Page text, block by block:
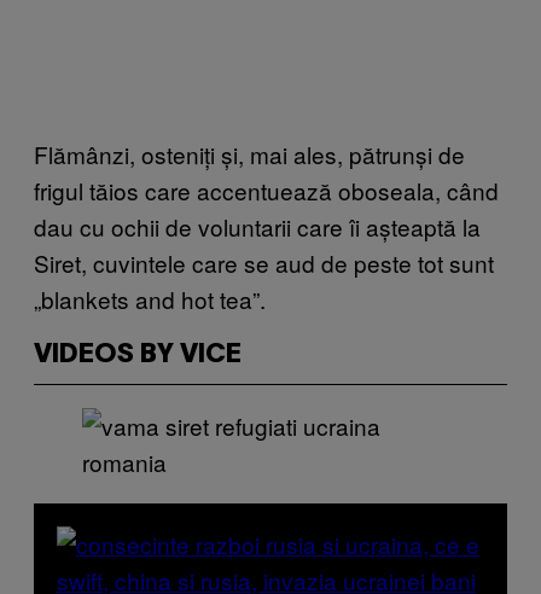
Flămânzi, osteniți și, mai ales, pătrunși de
frigul tăios care accentuează oboseala, când
dau cu ochii de voluntarii care îi așteaptă la
Siret, cuvintele care se aud de peste tot sunt
„blankets and hot tea”.
VIDEOS BY VICE